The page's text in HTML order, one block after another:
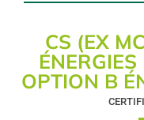
CS (EX
OPTION B